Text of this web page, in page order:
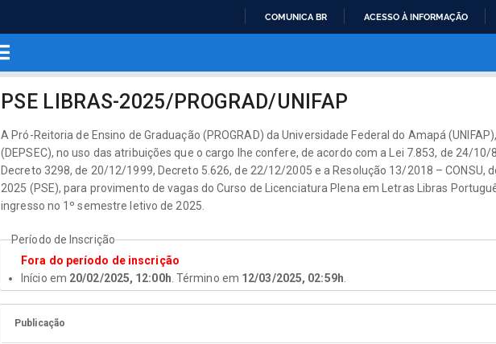
O
COMUNICA BR ACESSO À INFORMAÇÃO
PSE LIBRAS-2025/PROGRAD/UNIFAP
A Pró-Reitoria de Ensino de Graduação (PROGRAD) da Universidade Federal do Amapá
(DEPSEC), no uso das atribuições que o cargo lhe confere, de acordo com a Lei 7.853, de 24/
Decreto 3298, de 20/12/1999, Decreto 5.626, de 22/12/2005 e a Resolução 13/2018 – CONSU,
2025 (PSE), para provimento de vagas do Curso de Licenciatura Plena em Letras Libras
ingresso no 1º semestre letivo de 2025.
Período de Inscrição
Fora do período de inscrição
Início em 20/02/2025, 12:00h . Término em 12/03/2025, 02:59h
Publicação